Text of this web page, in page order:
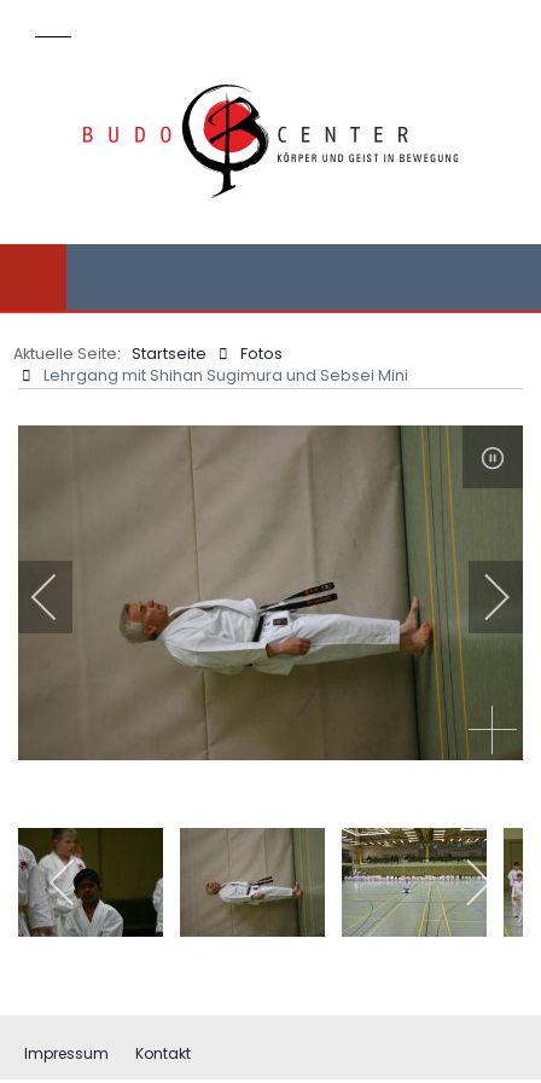
Aktuelle Seite: Startseite
Fotos
Lehrgang mit Shihan Sugimura und Sebsei Mini
Impressum Kontakt